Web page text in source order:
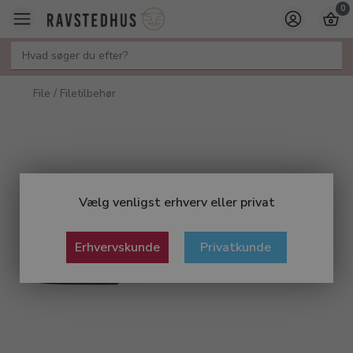
Vælg venligst erhverv eller privat
Erhvervskunde Privatkunde
0
File / Filetilbehør